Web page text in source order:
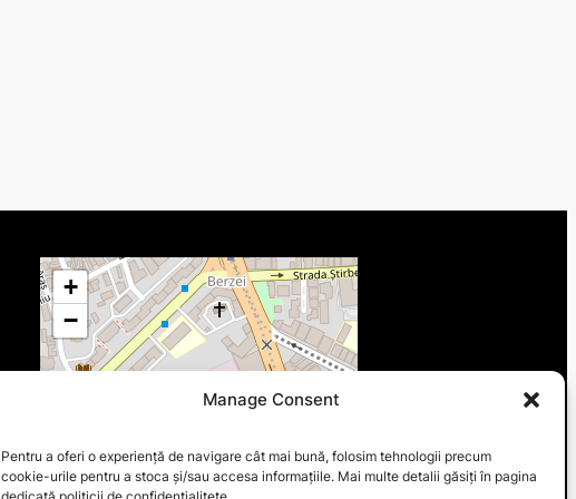
Manage Consent
Pentru a oferi o experiență de navigare cât mai bună, folosim tehnologii precum
cookie-urile pentru a stoca și/sau accesa informațiile. Mai multe detalii găsiți în pagina
+
−